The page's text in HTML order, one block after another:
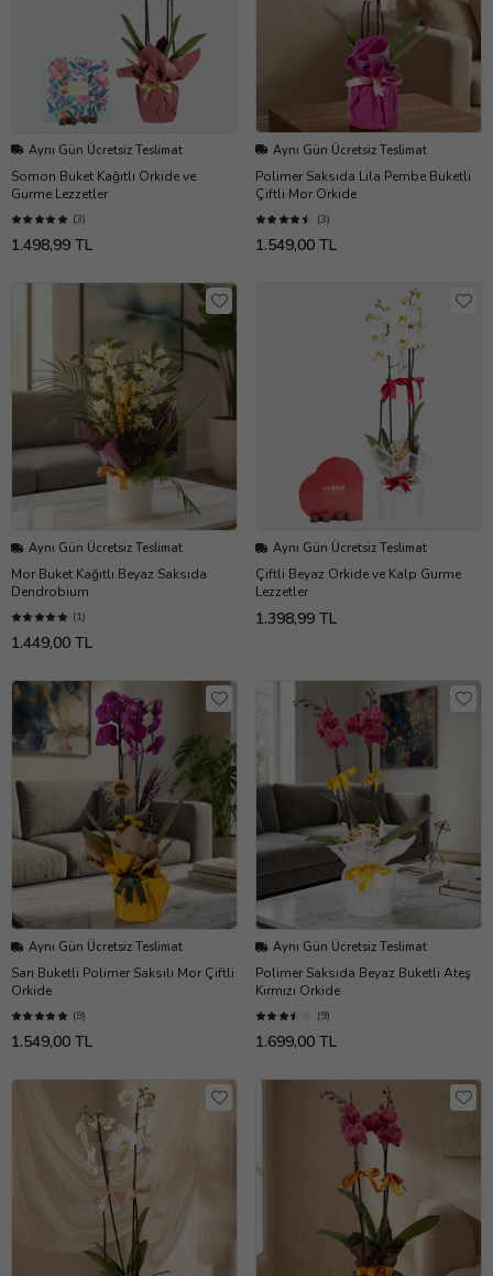
Aynı Gün Ücretsiz Teslimat
Somon Buket Kağıtlı Orkide ve
Gurme Lezzetler
(3)
1.498,99 TL
Aynı Gün Ücretsiz Teslimat
Polimer Saksıda Lila Pembe Buketli
Çiftli Mor Orkide
(3)
1.549,00 TL
Aynı Gün Ücretsiz Teslimat
Mor Buket Kağıtlı Beyaz Saksıda
Dendrobium
(1)
1.449,00 TL
Aynı Gün Ücretsiz Teslimat
Çiftli Beyaz Orkide ve Kalp Gurme
Lezzetler
1.398,99 TL
Aynı Gün Ücretsiz Teslimat
Sarı Buketli Polimer Saksılı Mor Çiftli
Orkide
(9)
1.549,00 TL
Aynı Gün Ücretsiz Teslimat
Polimer Saksıda Beyaz Buketli Ateş
Kırmızı Orkide
(9)
1.699,00 TL